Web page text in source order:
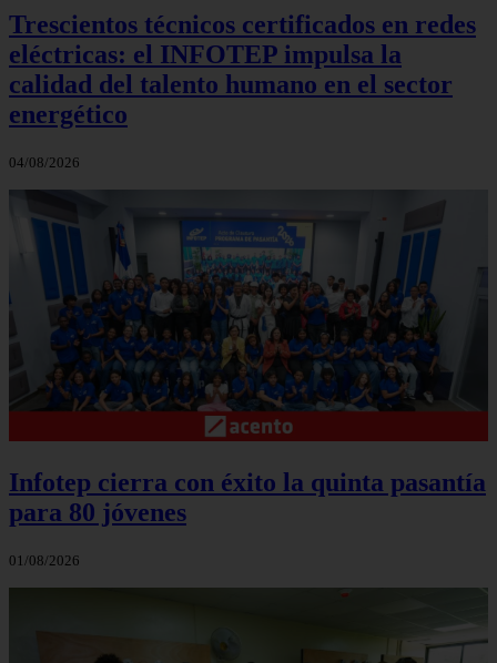
Trescientos técnicos certificados en redes
eléctricas: el INFOTEP impulsa la
calidad del talento humano en el sector
energético
04/08/2026
Infotep cierra con éxito la quinta pasantía
para 80 jóvenes
01/08/2026